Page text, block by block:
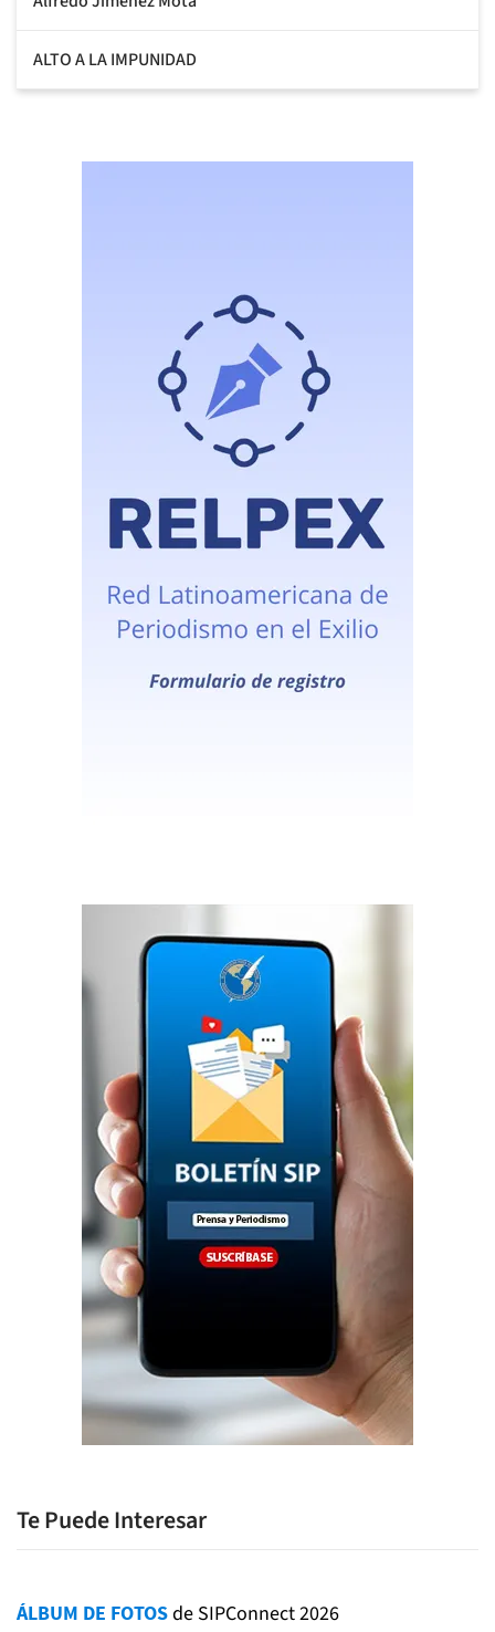
ALTO A LA IMPUNIDAD
Te Puede Interesar
ÁLBUM DE FOTOSde SIPConnect 2026